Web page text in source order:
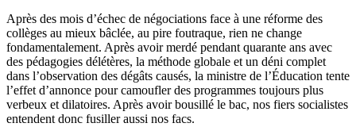
Après des mois d’échec de négociations face à une réforme des
collèges au mieux bâclée, au pire foutraque, rien ne change
fondamentalement. Après avoir merdé pendant quarante ans avec
des pédagogies délétères, la méthode globale et un déni complet
dans l’observation des dégâts causés, la ministre de l’Éducation tente
l’effet d’annonce pour camoufler des programmes toujours plus
verbeux et dilatoires. Après avoir bousillé le bac, nos fiers socialistes
entendent donc fusiller aussi nos facs.